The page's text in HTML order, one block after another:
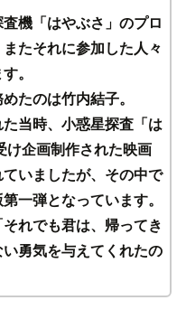
機「はやぶさ」のプロ
たそれに参加した人々
。
たのは竹内結子。
当時、小惑星探査「は
け企画制作された映画
いましたが、その中で
一弾となっています。
れでも君は、帰ってき
勇気を与えてくれたの